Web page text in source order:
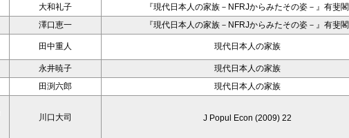
大和礼子 『現代日本人の家族－NFRJからみたその姿－』有斐閣
澤口恵一 『現代日本人の家族－NFRJからみたその姿－』有斐閣
田中重人 現代日本人の家族
永井暁子 現代日本人の家族
田渕六郎 現代日本人の家族
川口大司 J Popul Econ (2009) 22